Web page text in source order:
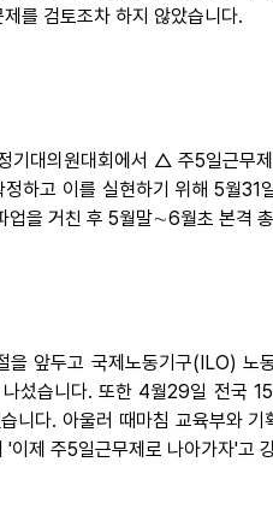
를 검토조차 하지 않았습니다.
기대의원대회에서 △ 주5일근무
하고 이를 실현하기 위해 5월
업을 거친 후 5월말∼6월초 본격
앞두고 국제노동기구(ILO) 노
섰습니다. 또한 4월29일 전국
니다. 아울러 때마침 교육부와
이제 주5일근무제로 나아가자'고